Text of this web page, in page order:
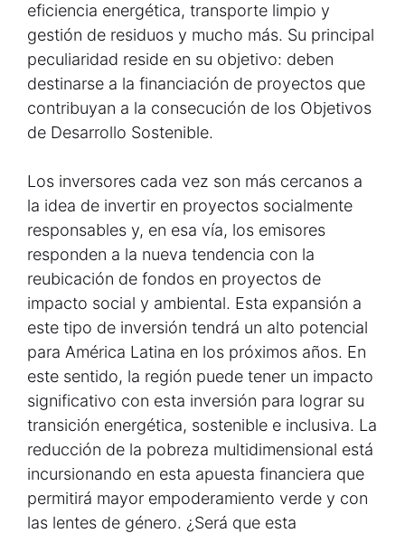
eficiencia energética, transporte limpio y
gestión de residuos y mucho más. Su principal
peculiaridad reside en su objetivo: deben
destinarse a la financiación de proyectos que
contribuyan a la consecución de los Objetivos
de Desarrollo Sostenible.
Los inversores cada vez son más cercanos a
la idea de invertir en proyectos socialmente
responsables y, en esa vía, los emisores
responden a la nueva tendencia con la
reubicación de fondos en proyectos de
impacto social y ambiental. Esta expansión a
este tipo de inversión tendrá un alto potencial
para América Latina en los próximos años. En
este sentido, la región puede tener un impacto
significativo con esta inversión para lograr su
transición energética, sostenible e inclusiva. La
reducción de la pobreza multidimensional está
incursionando en esta apuesta financiera que
permitirá mayor empoderamiento verde y con
las lentes de género. ¿Será que esta